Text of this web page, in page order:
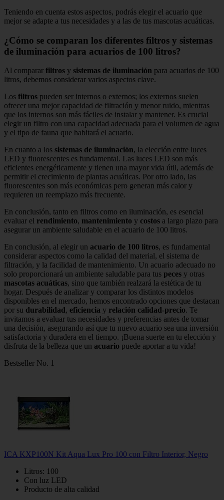
Teniendo en cuenta estos aspectos, podrás elegir el acuario que
mejor se adapte a tus necesidades y a las de tus mascotas acuáticas.
¿Cómo se comparan los diferentes filtros y sistemas
de iluminación para acuarios de 100 litros?
Al comparar filtros y sistemas de iluminación para acuarios de 100
litros, debemos considerar varios aspectos clave.
Los filtros pueden ser internos o externos; los externos suelen
ofrecer una mejor capacidad de filtración y menor ruido, mientras
que los internos son más fáciles de instalar y mantener. Es crucial
elegir un filtro con una capacidad adecuada para el volumen de agua
y el tipo de fauna que habitará el acuario.
En cuanto a los sistemas de iluminación, la elección entre luces
LED y fluorescentes es fundamental. Las luces LED son más
eficientes energéticamente y tienen una mayor vida útil, además de
permitir el crecimiento de plantas acuáticas. Por otro lado, las
fluorescentes son más económicas pero generan más calor y
requieren un reemplazo más frecuente.
En conclusión, tanto en filtros como en iluminación, es esencial
evaluar el rendimiento, mantenimiento y costos a largo plazo para
asegurar un ambiente saludable en el acuario de 100 litros.
En conclusión, al elegir un acuario de 100 litros, es fundamental
considerar aspectos como la calidad del material, el sistema de
filtración, y la facilidad de mantenimiento. Un acuario adecuado no
solo proporcionará un ambiente saludable para tus peces y otras
mascotas acuáticas, sino que también realzará la estética de tu
hogar. Después de analizar y comparar los distintos modelos
disponibles en el mercado, hemos encontrado opciones que destacan
por su durabilidad , eficiencia y relación calidad-precio. Te
invitamos a evaluar tus necesidades y preferencias antes de tomar
una decisión, asegurando así que tu nuevo acuario sea una inversión
satisfactoria y duradera en el tiempo. ¡Buena suerte en tu elección y
disfruta de la belleza que un acuario puede aportar a tu vida!
Bestseller No. 1
ICA KXP100N Kit Aqua Lux Pro 100 con Filtro Interior, Negro
Litros: 100
Con luz LED
Producto de alta calidad